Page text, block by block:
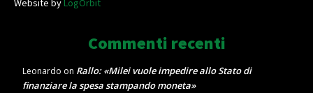
Website byLogOrbit
Commenti recenti
Leonardo on Rallo: «Milei vuole impedire allo Stato di
finanziare la spesa stampando moneta»